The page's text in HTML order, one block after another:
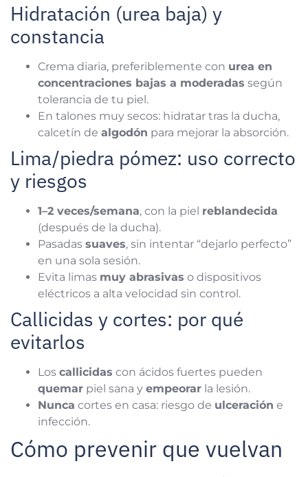
Hidratación (urea baja) y
constancia
Crema diaria, preferiblemente con urea en
concentraciones bajas a moderadas según
tolerancia de tu piel.
En talones muy secos: hidratar tras la ducha,
calcetín de algodón para mejorar la absorción.
Lima/piedra pómez: uso correcto
y riesgos
1–2 veces/semana, con la piel reblandecida
(después de la ducha).
Pasadas suaves, sin intentar “dejarlo perfecto”
en una sola sesión.
Evita limas muy abrasivas o dispositivos
eléctricos a alta velocidad sin control.
Callicidas y cortes: por qué
evitarlos
Los callicidas con ácidos fuertes pueden
quemar piel sana y empeorar la lesión.
Nunca cortes en casa: riesgo de ulceración e
infección.
Cómo prevenir que vuelvan